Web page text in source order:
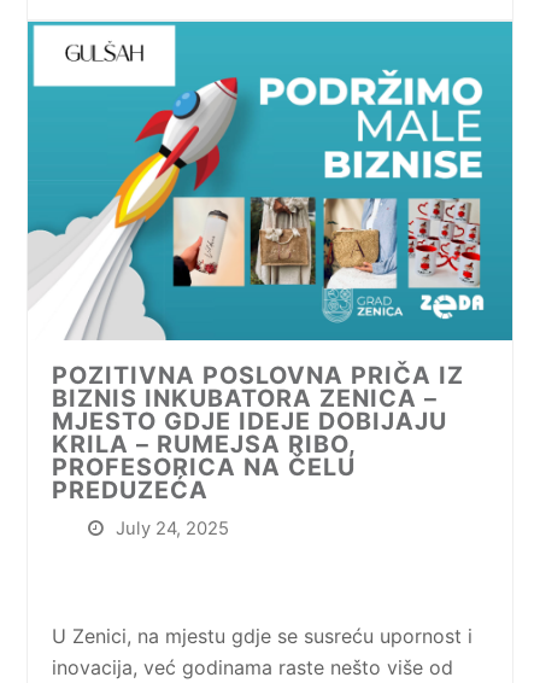
POZITIVNA POSLOVNA PRIČA IZ
BIZNIS INKUBATORA ZENICA –
MJESTO GDJE IDEJE DOBIJAJU
KRILA – RUMEJSA RIBO,
PROFESORICA NA ČELU
PREDUZEĆA
July 24, 2025
U Zenici, na mjestu gdje se susreću upornost i
inovacija, već godinama raste nešto više od